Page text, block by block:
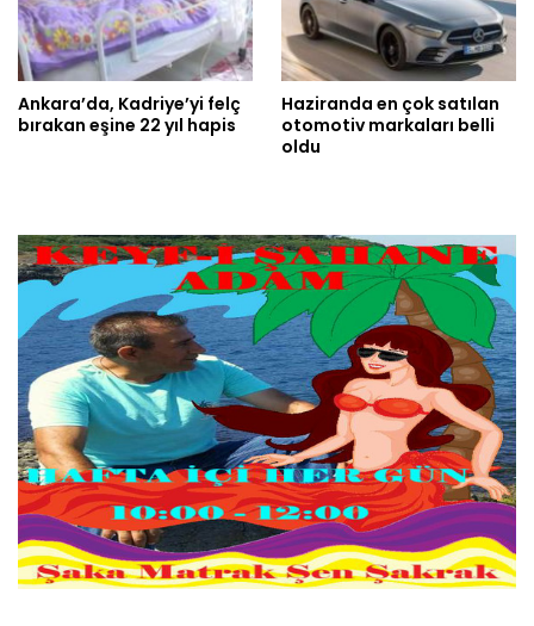
Ankara’da, Kadriye’yi felç
bırakan eşine 22 yıl hapis
Haziranda en çok satılan
otomotiv markaları belli
oldu